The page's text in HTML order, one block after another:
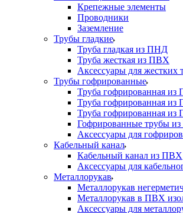
Крепежные элементы
Проводники
Заземление
Трубы гладкие
Труба гладкая из ПНД
Труба жесткая из ПВХ
Аксессуары для жестких
Трубы гофрированные
Труба гофрированная
Труба гофрированная
Труба гофрированная из
Гофрированные трубы
Аксессуары для
Кабельный канал
Кабельный канал из ПВХ
Аксессуары для
Металлорукав
Металлорукав
Металлорукав в ПВХ
Аксессуары для